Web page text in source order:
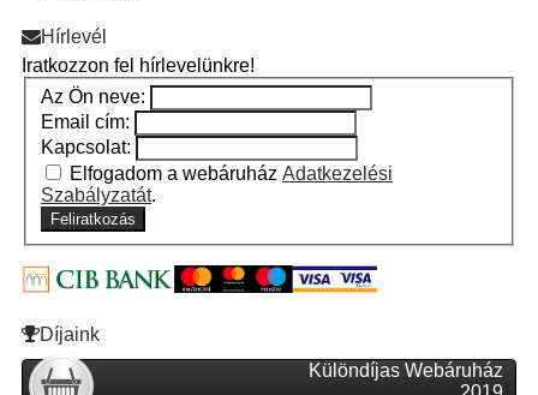
Hírlevél
Iratkozzon fel hírlevelünkre!
Az Ön neve:
Email cím:
Kapcsolat:
Elfogadom a webáruház Adatkezelési
Szabályzatát.
Feliratkozás
Díjaink
Különdíjas Webáruház